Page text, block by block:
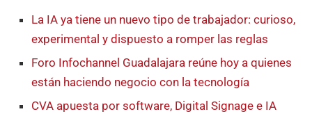
La IA ya tiene un nuevo tipo de trabajador: curioso,
experimental y dispuesto a romper las reglas
Foro Infochannel Guadalajara reúne hoy a quienes
están haciendo negocio con la tecnología
CVA apuesta por software, Digital Signage e IA